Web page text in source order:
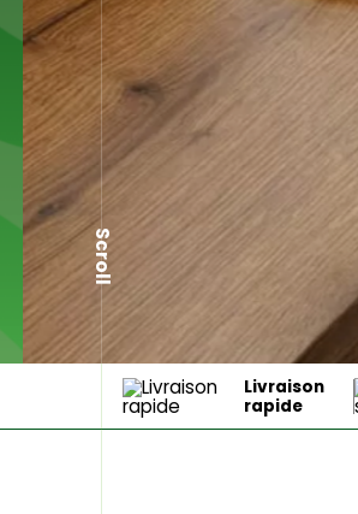
escalier décor
200 x 140 x 8 mm
Scroll
Livraison
rapide